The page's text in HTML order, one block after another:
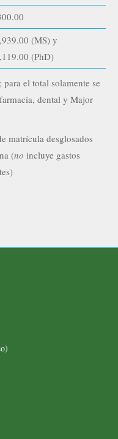
(MS) y
(PhD)
el total solamente se
dental y Major
matrícula desglosados
(no incluye gastos